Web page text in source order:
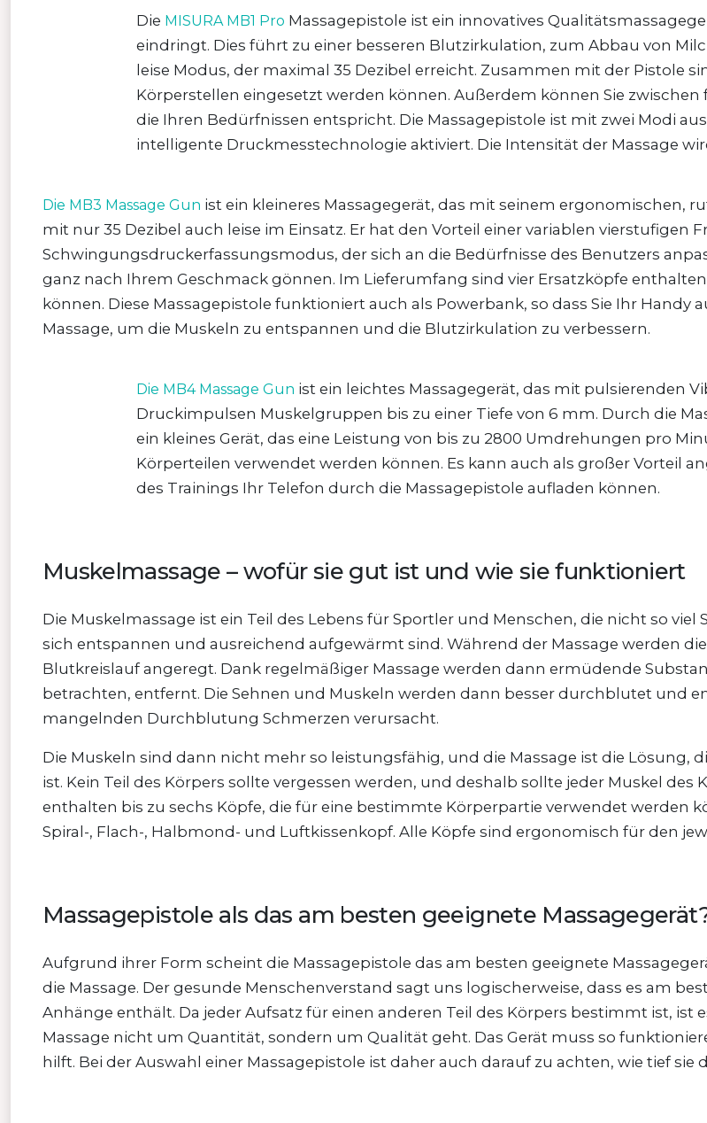
Die MISURA MB1 Pro Massagepistole ist ein innovatives
eindringt. Dies führt zu einer besseren Blutzirkulation, zum Abbau von
leise Modus, der maximal 35 Dezibel erreicht. Zusammen mit der Pistole
Körperstellen eingesetzt werden können. Außerdem können Sie
die Ihren Bedürfnissen entspricht. Die Massagepistole ist mit zwei Modi
intelligente Druckmesstechnologie aktiviert. Die Intensität der Massage
Die MB3 Massage Gun ist ein kleineres Massagegerät, das mit seinem ergonomischen,
mit nur 35 Dezibel auch leise im Einsatz. Er hat den Vorteil einer variablen vierstufigen
Schwingungsdruckerfassungsmodus, der sich an die Bedürfnisse des Benutzers
ganz nach Ihrem Geschmack gönnen. Im Lieferumfang sind vier Ersatzköpfe
können. Diese Massagepistole funktioniert auch als Powerbank, so dass Sie Ihr Handy
Massage, um die Muskeln zu entspannen und die Blutzirkulation zu verbessern.
Die MB4 Massage Gun ist ein leichtes Massagegerät, das mit pulsierenden
Druckimpulsen Muskelgruppen bis zu einer Tiefe von 6 mm. Durch die
ein kleines Gerät, das eine Leistung von bis zu 2800 Umdrehungen pro
Körperteilen verwendet werden können. Es kann auch als großer Vorteil
des Trainings Ihr Telefon durch die Massagepistole aufladen können.
Muskelmassage – wofür sie gut ist und wie sie funktioniert
Die Muskelmassage ist ein Teil des Lebens für Sportler und Menschen, die nicht so viel
sich entspannen und ausreichend aufgewärmt sind. Während der Massage werden
Blutkreislauf angeregt. Dank regelmäßiger Massage werden dann ermüdende
betrachten, entfernt. Die Sehnen und Muskeln werden dann besser durchblutet und
mangelnden Durchblutung Schmerzen verursacht.
Die Muskeln sind dann nicht mehr so leistungsfähig, und die Massage ist die Lösung,
ist. Kein Teil des Körpers sollte vergessen werden, und deshalb sollte jeder Muskel des
enthalten bis zu sechs Köpfe, die für eine bestimmte Körperpartie verwendet werden
Spiral-, Flach-, Halbmond- und Luftkissenkopf. Alle Köpfe sind ergonomisch für den
Massagepistole als das am besten geeignete
Aufgrund ihrer Form scheint die Massagepistole das am besten geeignete
die Massage. Der gesunde Menschenverstand sagt uns logischerweise, dass es am
Anhänge enthält. Da jeder Aufsatz für einen anderen Teil des Körpers bestimmt ist, ist
Massage nicht um Quantität, sondern um Qualität geht. Das Gerät muss so
hilft. Bei der Auswahl einer Massagepistole ist daher auch darauf zu achten, wie tief sie